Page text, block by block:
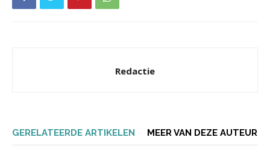
Redactie
GERELATEERDE ARTIKELEN MEER VAN DEZE AUTEUR